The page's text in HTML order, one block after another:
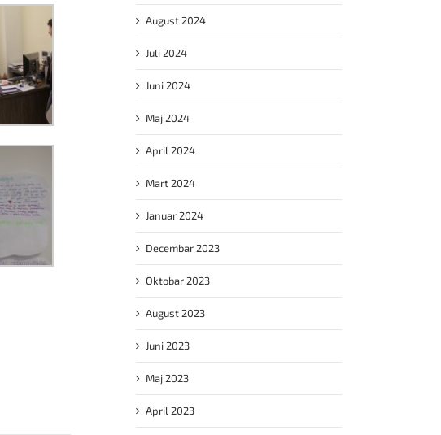
August 2024
Juli 2024
Juni 2024
Maj 2024
April 2024
Mart 2024
Januar 2024
Decembar 2023
Oktobar 2023
August 2023
Juni 2023
Maj 2023
April 2023